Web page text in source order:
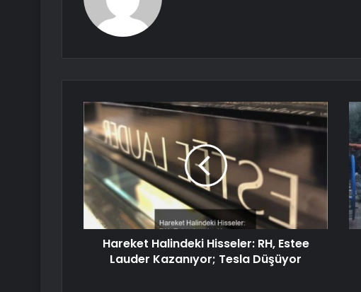
Hareket Halindeki Hisseler: RH, Estee
Lauder Kazanıyor; Tesla Düşüyor